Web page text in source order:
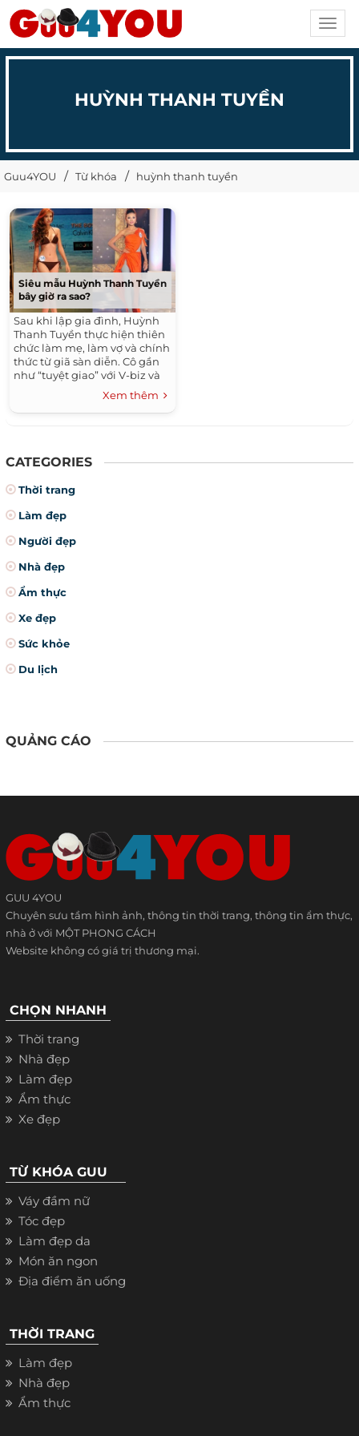
HUỲNH THANH TUYỀN
Guu4YOU Từ khóa huỳnh thanh tuyền
Siêu mẫu Huỳnh Thanh Tuyền
bây giờ ra sao?
Sau khi lập gia đình, Huỳnh
Thanh Tuyền thực hiện thiên
chức làm mẹ, làm vợ và chính
thức từ giã sàn diễn. Cô gần
như “tuyệt giao” với V-biz và
rất hiếm hoi Huỳnh Thanh
Tuyền mới xuất hiện trong
các sự kiện của công ty nhà
Xem thêm
CATEGORIES
Thời trang
Làm đẹp
Người đẹp
Nhà đẹp
Ẩm thực
Xe đẹp
Sức khỏe
Du lịch
QUẢNG CÁO
GUU 4YOU
Chuyên sưu tầm hình ảnh, thông tin thời trang, thông tin ẩm thực,
nhà ở với MỘT PHONG CÁCH
Website không có giá trị thương mại.
CHỌN NHANH
Thời trang
Nhà đẹp
Làm đẹp
Ẩm thực
Xe đẹp
TỪ KHÓA GUU
Váy đầm nữ
Tóc đẹp
Làm đẹp da
Món ăn ngon
Địa điểm ăn uống
THỜI TRANG
Làm đẹp
Nhà đẹp
Ẩm thực